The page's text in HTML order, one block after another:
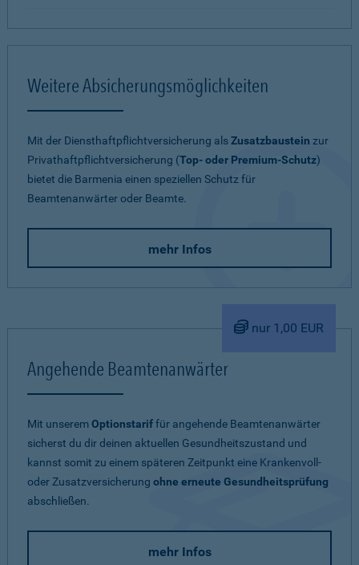
Weitere Absicherungsmöglichkeiten
Mit der Diensthaftpflichtversicherung alsZusatzbaustein zur
Privathaftpflichtversicherung (Top- oder Premium-Schutz)
bietet die Barmenia einen speziellen Schutz für
Beamtenanwärter oder Beamte.
mehr Infos
nur 1,00 EUR
Angehende Beamtenanwärter
Mit unseremOptionstariffür angehende Beamtenanwärter
sicherst du dir deinen aktuellen Gesundheitszustand und
kannst somit zu einem späteren Zeitpunkt eine Krankenvoll-
oder Zusatzversicherung ohne erneute Gesundheitsprüfung
abschließen.
mehr Infos